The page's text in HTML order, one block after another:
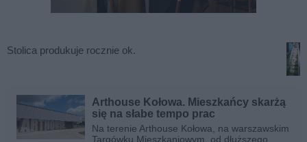
Stolica produkuje rocznie ok.
Arthouse Kołowa. Mieszkańcy skarżą
się na słabe tempo prac
Na terenie Arthouse Kołowa, na warszawskim
Targówku Mieszkaniowym, od dłuższego